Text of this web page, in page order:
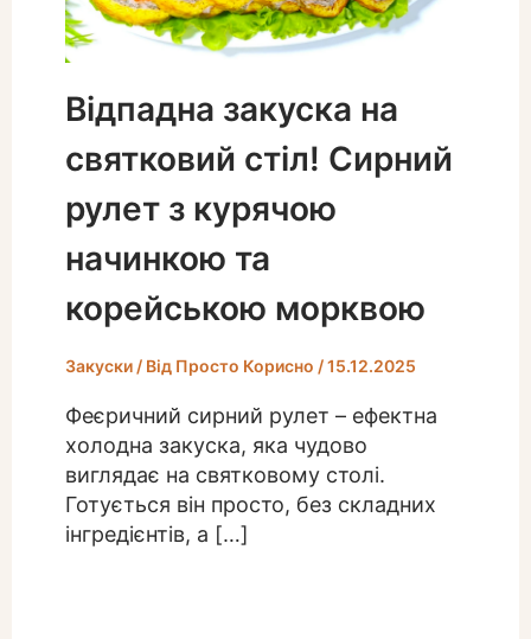
Відпадна закуска на
святковий стіл! Сирний
рулет з курячою
начинкою та
корейською морквою
Закуски/ Від Просто Корисно /15.12.2025
Феєричний сирний рулет – ефектна
холодна закуска, яка чудово
виглядає на святковому столі.
Готується він просто, без складних
інгредієнтів, а […]